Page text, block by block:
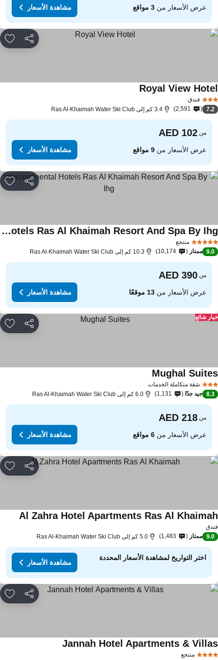
عرض الأسعار من3 مواقع مشاهدة الأسعار
مشاركة
فندق
Royal View
7.2
2,591 3.4 كم إلى Ras Al-Khaimah Water Ski Club
من
عرض الأسعار من9 مواقع مشاهدة الأسعار
مشاركة
منتجع
Intercontinental Hotels Ras Al Khaimah Resort And Spa By Ihg
9.0 ممتاز 10,174 10.3 كم إلى Ras Al-Khaimah Water Ski Club
من
عرض الأسعار من13 موقعًا مشاهدة الأسعار
مشاركة
شائع
شقة متكاملة الخدمات
Mughal
8.3 جيد جدًا 1,131 6.0 كم إلى Ras Al-Khaimah Water Ski Club
من
عرض الأسعار من6 مواقع مشاهدة الأسعار
مشاركة
Al Zahra Hotel Apartments Ras Al
9.0 ممتاز 1,483 5.0 كم إلى Ras Al-Khaimah Water Ski Club
اختر التواريخ لمشاهدة الأسعار المحددة
مشاهدة الأسعار
مشاركة
منتجع
Jannah Hotel Apartments &